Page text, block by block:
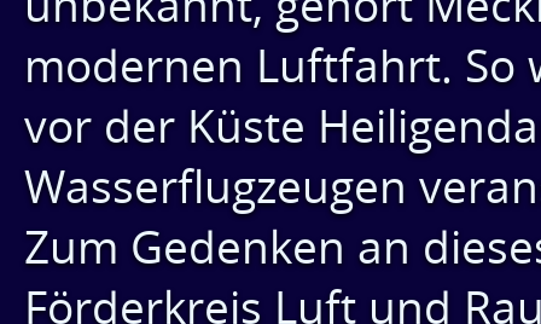
modernen Luftfahrt. So
vor der Küste
Wasserflugzeugen
Zum Gedenken an
Förderkreis Luft und